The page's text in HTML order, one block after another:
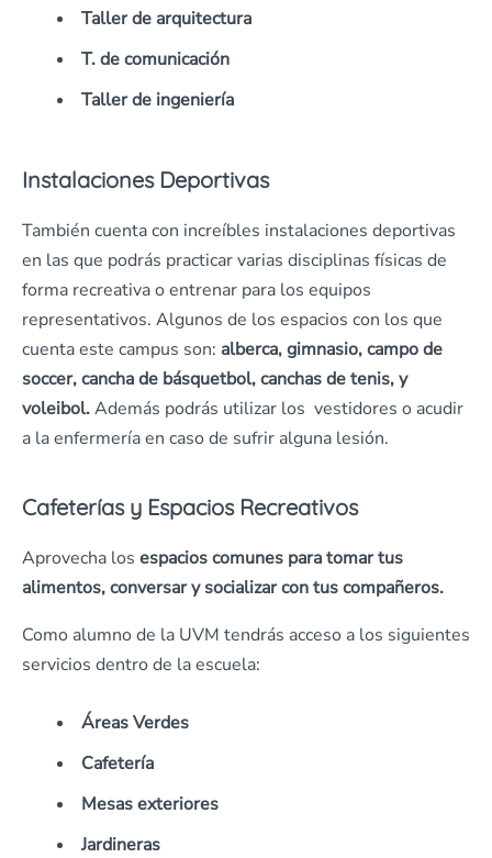
Taller de arquitectura
T. de comunicación
Taller de ingeniería
Instalaciones Deportivas
También cuenta con increíbles instalaciones deportivas
en las que podrás practicar varias disciplinas físicas de
forma recreativa o entrenar para los equipos
representativos. Algunos de los espacios con los que
cuenta este campus son: alberca, gimnasio, campo de
soccer, cancha de básquetbol, canchas de tenis, y
voleibol.Además podrás utilizar los vestidores o acudir
a la enfermería en caso de sufrir alguna lesión.
Cafeterías y Espacios Recreativos
Aprovecha los espacios comunes para tomar tus
alimentos, conversar y socializar con tus compañeros.
Como alumno de la UVM tendrás acceso a los siguientes
servicios dentro de la escuela:
Áreas Verdes
Cafetería
Mesas exteriores
Jardineras